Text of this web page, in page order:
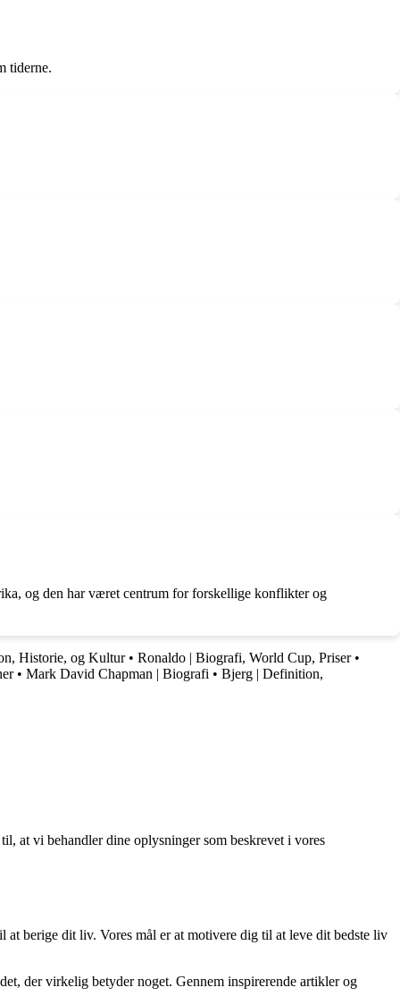
tiderne.
og den har været centrum for forskellige konflikter og
Historie, og Kultur• Ronaldo | Biografi, World Cup, Priser•
• Mark David Chapman | Biografi • Bjerg | Definition,
at vi behandler dine oplysninger som beskrevet i vores
berige dit liv. Vores mål er at motivere dig til at leve dit bedste liv
der virkelig betyder noget. Gennem inspirerende artikler og